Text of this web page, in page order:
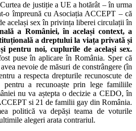
de justiție a UE a hotărât – în urma
o împreună cu Asociația ACCEPT – că
același sex în privința liberei circulații în
a României, în același context, a
a dreptului la viața privată și
pentru noi, cuplurile de același sex.
puse în aplicare în România. Sper că
nevoie de măsuri de constrângere (în
a respecta drepturile recunoscute de
a recunoaște prin lege familiile
nu va aștepta o decizie a CEDO, în
si 21 de familii gay din România.
politică va depăși teama de voturile
alegeri arata contrariul.